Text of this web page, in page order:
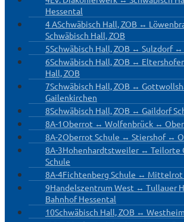
Hessental
4 ASchwäbisch Hall, ZOB ↔
Schwäbisch Hall, ZOB
5Schwäbisch Hall, ZOB ↔ Sulzdorf
6Schwäbisch Hall, ZOB ↔
Hall, ZOB
7Schwäbisch Hall, ZOB ↔
Gailenkirchen
8Schwäbisch Hall, ZOB ↔ Gaildorf
8A-1Oberrot ↔ Wolfenbrück ↔
8A-2Oberrot Schule ↔ Stiershof ↔
8A-3Hohenhardtstweiler ↔
Schule
8A-4Fichtenberg Schule ↔
9Handelszentrum West ↔ Tullauer
Bahnhof Hessental
10Schwäbisch Hall, ZOB ↔